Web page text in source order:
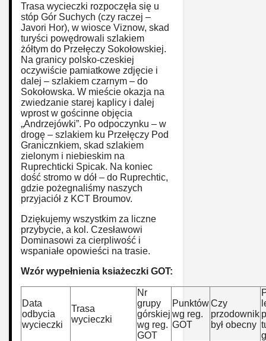
Trasa wycieczki rozpoczęła się u
stóp Gór Suchych (czy raczej –
Javori Hor), w wiosce Viznow, skad
turyści powędrowali szlakiem
żółtym do Przełęczy Sokołowskiej.
Na granicy polsko-czeskiej
oczywiście pamiatkowe zdjęcie i
dalej – szlakiem czarnym – do
Sokołowska. W mieście okazja na
zwiedzanie starej kaplicy i dalej
wprost w gościnne objęcia
„Andrzejówki”. Po odpoczynku – w
drogę – szlakiem ku Przełęczy Pod
Granicznkiem, skad szlakiem
zielonym i niebieskim na
Ruprechticki Spicak. Na koniec
dość stromo w dół – do Ruprechtic,
gdzie pożegnaliśmy naszych
przyjaciół z KCT Broumov.
Dziękujemy wszystkim za liczne
przybycie, a kol. Czesławowi
Dominasowi za cierpliwość i
wspaniałe opowieści na trasie.
Wzór wypełnienia ksiażeczki GOT:
Data
odbycia
wycieczki
Trasa
wycieczki
Nr
grupy
górskiej
wg reg.
GOT
Punktów
wg reg.
GOT
Czy
przodownik
był obecny